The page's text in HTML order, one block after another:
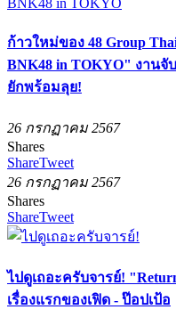
ก้าวใหม่ของ 48 Group
BNK48 in TOKYO" งาน
ยักพร้อมลุย!
26 กรกฏาคม 2567
Shares
ShareTweet
26 กรกฏาคม 2567
Shares
ShareTweet
ไปดูเถอะครับจารย์!
เรื่องแรกของเฟิด - ป๊อปเป้อ